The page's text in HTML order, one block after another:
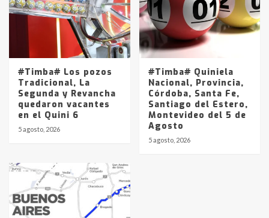
#Timba# Los pozos
Tradicional, La
Segunda y Revancha
quedaron vacantes
en el Quini 6
5 agosto, 2026
#Timba# Quiniela
Nacional, Provincia,
Córdoba, Santa Fe,
Santiago del Estero,
Montevideo del 5 de
Agosto
5 agosto, 2026